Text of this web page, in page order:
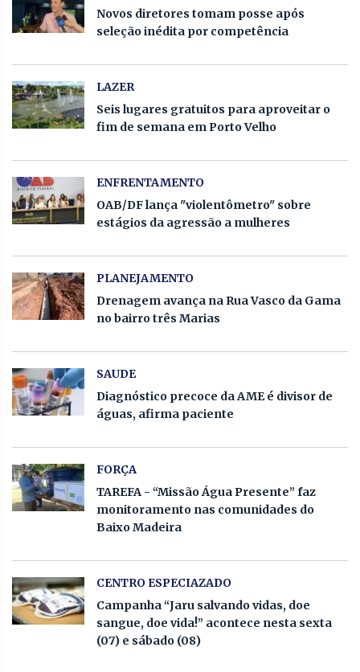
Novos diretores tomam posse após
seleção inédita por competência
LAZER
Seis lugares gratuitos para aproveitar o
fim de semana em Porto Velho
ENFRENTAMENTO
OAB/DF lança "violentômetro" sobre
estágios da agressão a mulheres
PLANEJAMENTO
Drenagem avança na Rua Vasco da Gama
no bairro três Marias
SAUDE
Diagnóstico precoce da AME é divisor de
águas, afirma paciente
FORÇA
TAREFA - “Missão Água Presente” faz
monitoramento nas comunidades do
Baixo Madeira
CENTRO ESPECIAZADO
Campanha “Jaru salvando vidas, doe
sangue, doe vida!” acontece nesta sexta
(07) e sábado (08)